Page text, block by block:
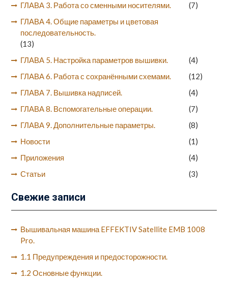
ГЛАВА 3. Работа со сменными носителями.
(7)
ГЛАВА 4. Общие параметры и цветовая
последовательность.
(13)
ГЛАВА 5. Настройка параметров вышивки.
(4)
ГЛАВА 6. Работа с сохранёнными схемами.
(12)
ГЛАВА 7. Вышивка надписей.
(4)
ГЛАВА 8. Вспомогательные операции.
(7)
ГЛАВА 9. Дополнительные параметры.
(8)
Новости
(1)
Приложения
(4)
Статьи
(3)
Свежие записи
Вышивальная машина EFFEKTIV Satellite EMB 1008
Pro.
1.1 Предупреждения и предосторожности.
1.2 Основные функции.